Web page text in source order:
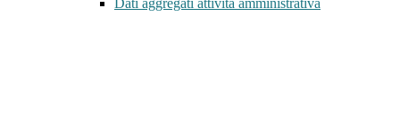
Dati aggregati attività amministrativa